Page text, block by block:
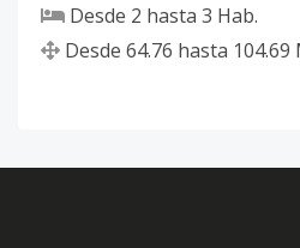
Desde 2 hasta 3 Hab.
Desde 64.76 hasta 104.69